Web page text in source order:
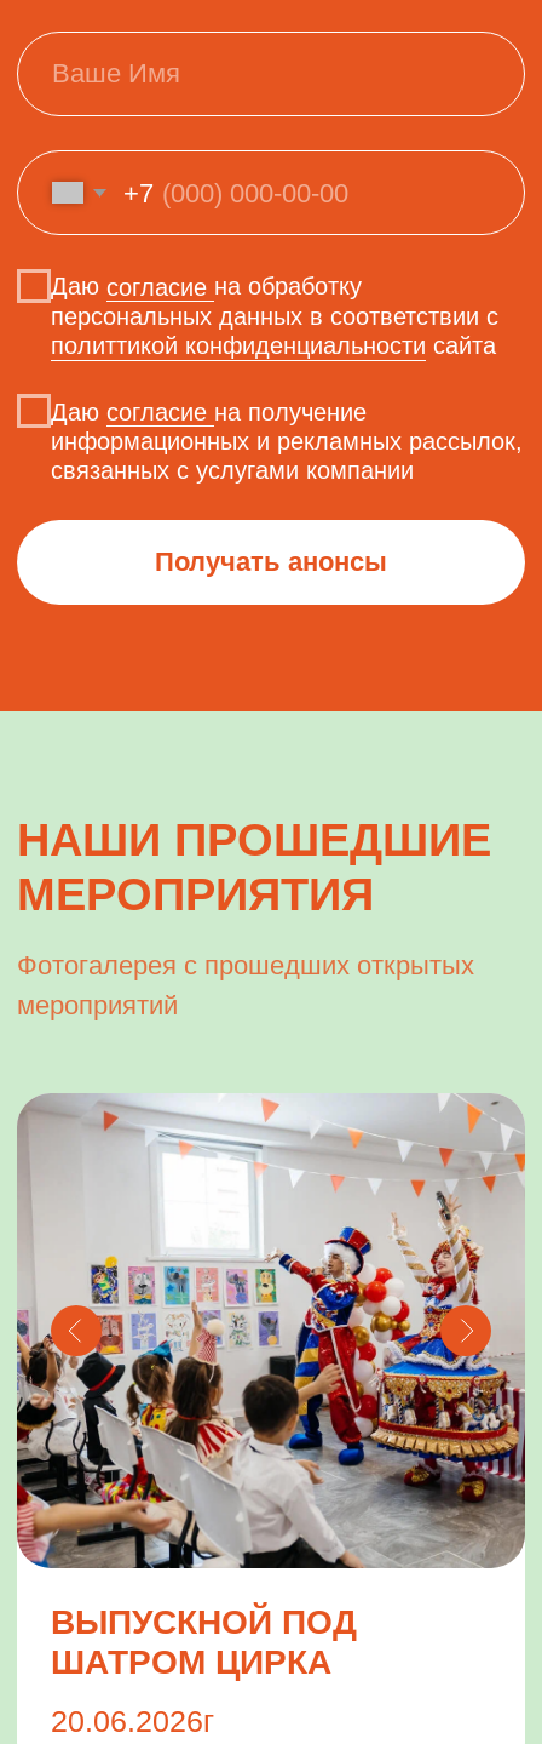
Массовое мероприятие
15.12.2024г
ТАЙНА НОВОГОДНЕГО
Билетное мероприятие
ТЫКВА БУМ!